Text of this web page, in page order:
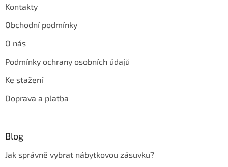
Kontakty
Obchodní podmínky
O nás
Podmínky ochrany osobních údajů
Ke stažení
Doprava a platba
Blog
Jak správně vybrat nábytkovou zásuvku?